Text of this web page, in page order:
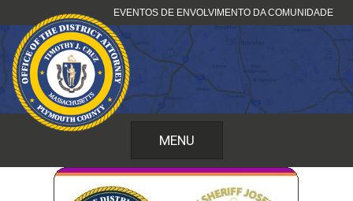
para
o
conteúdo
EVENTOS DE ENVOLVIMENTO DA COMUNIDADE
MENU